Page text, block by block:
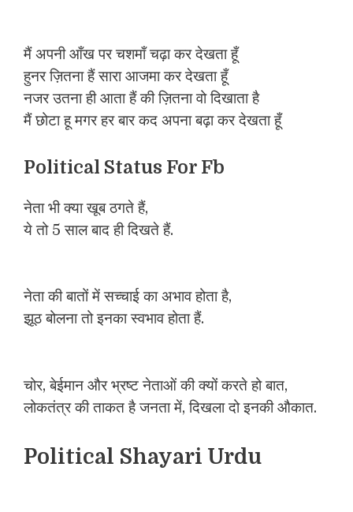
मैं अपनी आँख पर चशमाँ चढ़ा कर देखता हूँ
हुनर ज़ितना हैं सारा आजमा कर देखता हूँ
नजर उतना ही आता हैं की ज़ितना वो दिखाता है
मैं छोटा हू मगर हर बार कद अपना बढ़ा कर देखता हूँ
Political Status For Fb
नेता भी क्या खूब ठगते हैं,
ये तो 5 साल बाद ही दिखते हैं.
नेता की बातों में सच्चाई का अभाव होता है,
झूठ बोलना तो इनका स्वभाव होता हैं.
चोर, बेईमान और भ्रष्ट नेताओं की क्यों करते हो बात,
लोकतंत्र की ताकत है जनता में, दिखला दो इनकी औकात.
Political Shayari Urdu